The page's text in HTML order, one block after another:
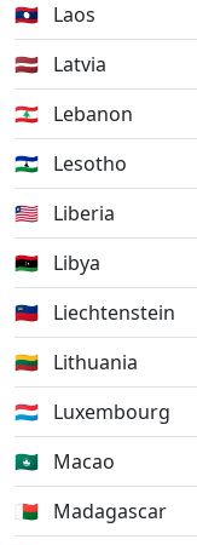
🇱🇦 Laos
🇱🇻 Latvia
🇱🇧 Lebanon
🇱🇸 Lesotho
🇱🇷 Liberia
🇱🇾 Libya
🇱🇮 Liechtenstein
🇱🇹 Lithuania
🇱🇺 Luxembourg
🇲🇴 Macao
🇲🇬 Madagascar